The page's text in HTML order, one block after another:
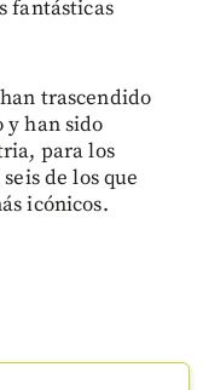
fantásticas
trascendido
y han sido
para los
de los que
icónicos.